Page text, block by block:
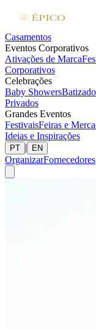
Casamentos
Eventos Corporativos
Ativações de Marca
Corporativos
Celebrações
Baby Showers
Privados
Grandes Eventos
FestivaisFeiras e
Ideias e Inspirações
PT | EN
OrganizarFornecedores